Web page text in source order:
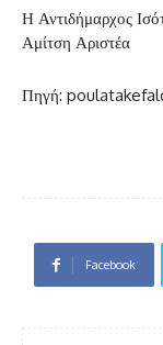
Η Αντιδήμαρχος
Αμίτση Αριστέα
Πηγή:
Facebook